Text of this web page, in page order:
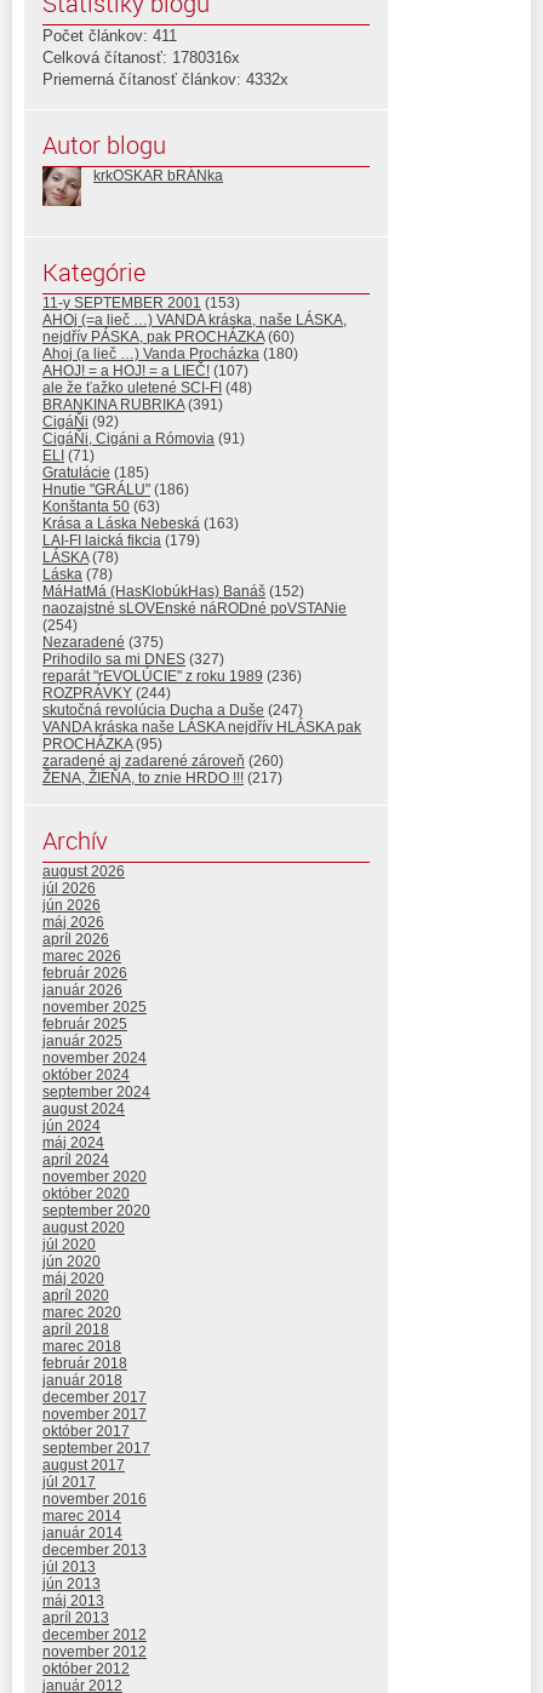
Počet článkov: 411
Celková čítanosť: 1780316x
Priemerná čítanosť článkov: 4332x
Autor blogu
krkOSKAR bRÁNka
Kategórie
11-y SEPTEMBER 2001 (153)
AHOj (=a lieč …) VANDA kráska, naše LÁSKA,
nejdřív PÁSKA, pak PROCHÁZKA(60)
Ahoj (a lieč …) Vanda Procházka (180)
AHOJ! = a HOJ! = a LIEČ! (107)
ale že ťažko uletené SCI-FI (48)
BRANKINA RUBRIKA(391)
CigáŇi (92)
CigáŇi, Cigáni a Rómovia (91)
ELI (71)
Gratulácie (185)
Hnutie "GRÁLU" (186)
Konštanta 50 (63)
Krása a Láska Nebeská (163)
LAI-FI laická fikcia (179)
LÁSKA(78)
Láska (78)
MáHatMá (HasKlobúkHas) Banáš (152)
naozajstné sLOVEnské náRODné poVSTANie
(254)
Nezaradené (375)
Prihodilo sa mi DNES (327)
reparát "rEVOLÚCIE" z roku 1989 (236)
ROZPRÁVKY (244)
skutočná revolúcia Ducha a Duše (247)
VANDA kráska naše LÁSKA nejdřív HLÁSKA pak
PROCHÁZKA(95)
zaradené aj zadarené zároveň (260)
ŽENA, ŽIEŇA, to znie HRDO !!! (217)
Archív
august 2026
júl 2026
jún 2026
máj 2026
apríl 2026
marec 2026
február 2026
január 2026
november 2025
február 2025
január 2025
november 2024
október 2024
september 2024
august 2024
jún 2024
máj 2024
apríl 2024
november 2020
október 2020
september 2020
august 2020
júl 2020
jún 2020
máj 2020
apríl 2020
marec 2020
apríl 2018
marec 2018
február 2018
január 2018
december 2017
november 2017
október 2017
september 2017
august 2017
júl 2017
november 2016
marec 2014
január 2014
december 2013
júl 2013
jún 2013
máj 2013
apríl 2013
december 2012
november 2012
október 2012
január 2012